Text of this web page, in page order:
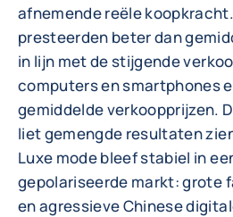
afnemende reële
presteerden beter dan
in lijn met de stijgende
computers en smartphones
gemiddelde verkoopprijzen.
liet gemengde resultaten
Luxe mode bleef stabiel in
gepolariseerde markt: grote
en agressieve Chinese